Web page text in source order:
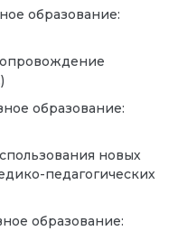
образование:
образование:
новых
педагогических
образование: